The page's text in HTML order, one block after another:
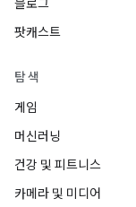
블로그
팟캐스트
탐색
게임
머신러닝
건강 및 피트니스
카메라 및 미디어